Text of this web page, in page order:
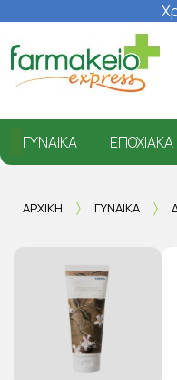
ΓΥΝΑΊΚΑ ΕΠΟΧΙΑΚΆ
ΑΡΧΙΚΉ ΓΥΝΑΊΚΑ